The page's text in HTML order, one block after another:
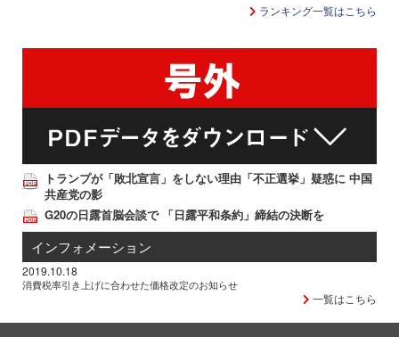
ランキング一覧はこちら
トランプが「敗北宣言」をしない理由「不正選挙」疑惑に 中国
共産党の影
G20の日露首脳会談で 「日露平和条約」締結の決断を
インフォメーション
2019.10.18
消費税率引き上げに合わせた価格改定のお知らせ
一覧はこちら